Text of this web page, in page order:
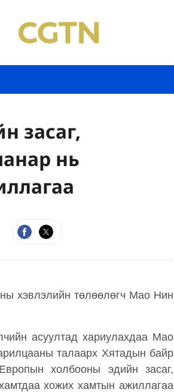
засаг,
нь
хэвлэлийн төлөөлөгч Мао Нин
асуултад хариулахдаа Мао
талаарх Хятадын байр
холбооны эдийн засаг,
хожих хамтын ажиллагаа